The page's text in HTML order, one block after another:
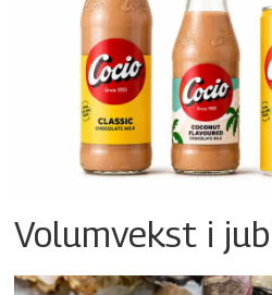
Volumvekst i